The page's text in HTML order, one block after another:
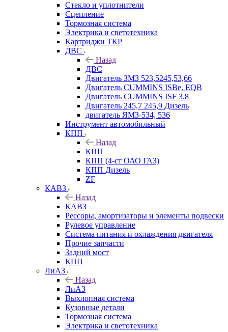
Стекло и уплотнители
Сцепление
Тормозная система
Электрика и светотехника
Картриджи ТКР
ДВС
Назад
ДВС
Двигатель ЗМЗ 523,5245,53,66
Двигатель CUMMINS ISBe, EQB
Двигатель CUMMINS ISF 3.8
Двигатель 245,7 245,9 Дизель
двигатель ЯМЗ-534, 536
Инструмент автомобильный
КПП
Назад
КПП
КПП (4-ст ОАО ГАЗ)
КПП Дизель
ZF
КАВЗ
Назад
КАВЗ
Рессоры, амортизаторы и элементы подвески
Рулевое управление
Система питания и охлаждения двигателя
Прочие запчасти
Задний мост
КПП
ЛиАЗ
Назад
ЛиАЗ
Выхлопная система
Кузовные детали
Тормозная система
Электрика и светотехника